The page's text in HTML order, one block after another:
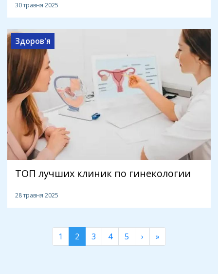
30 травня 2025
Здоров'я
ТОП лучших клиник по гинекологии
28 травня 2025
1 2 3 4 5 › »